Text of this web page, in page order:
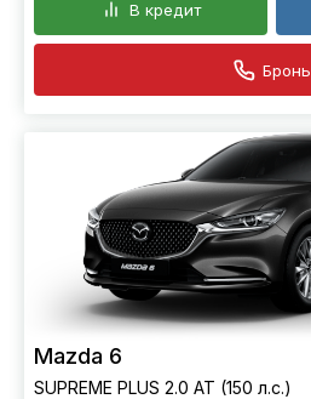
В кредит
Бронь
Mazda 6
SUPREME PLUS 2.0 AT (150 л.с.)